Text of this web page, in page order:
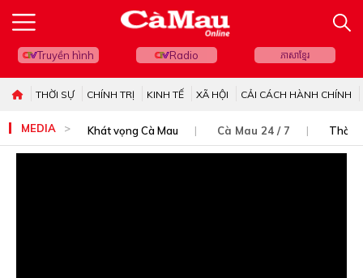
Truyền hình Radio ភាសាខ្មែរ
THỜI SỰ CHÍNH TRỊ KINH TẾ XÃ HỘI CẢI CÁCH HÀNH CHÍNH
MEDIA Khát vọng Cà Mau Cà Mau 24 / 7 Thời